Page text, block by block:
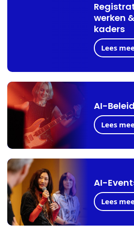
werken
kaders
Lees
AI-
Lees
AI-
Lees